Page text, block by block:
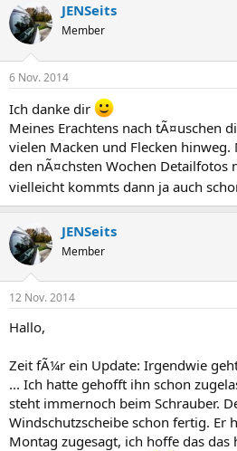
JENSeits
Member
6 Nov. 2014
Ich danke dir
Meines Erachtens nach tÃ¤uschen
vielen Macken und Flecken
den nÃ¤chsten Wochen Detailfotos
vielleicht kommts dann ja auch
JENSeits
Member
12 Nov. 2014
Hallo,
Zeit fÃ¼r ein Update: Irgendwie
... Ich hatte gehofft ihn schon
steht immernoch beim Schrauber.
Windschutzscheibe schon fertig. Er
Montag zugesagt, ich hoffe das das